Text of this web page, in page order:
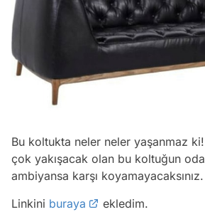
Bu koltukta neler neler yaşanmaz
çok yakışacak olan bu koltuğun
ambiyansa karşı koyamayacaksınız.
Linkini buraya ekledim.